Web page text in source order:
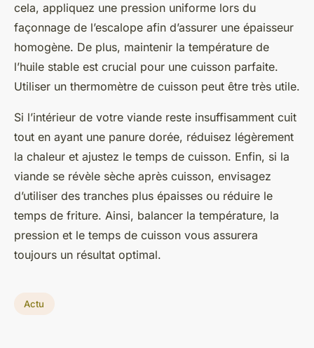
cela, appliquez une pression uniforme lors du
façonnage de l’escalope afin d’assurer une épaisseur
homogène. De plus, maintenir la température de
l’huile stable est crucial pour une cuisson parfaite.
Utiliser un thermomètre de cuisson peut être très utile.
Si l’intérieur de votre viande reste insuffisamment cuit
tout en ayant une panure dorée, réduisez légèrement
la chaleur et ajustez le temps de cuisson. Enfin, si la
viande se révèle sèche après cuisson, envisagez
d’utiliser des tranches plus épaisses ou réduire le
temps de friture. Ainsi, balancer la température, la
pression et le temps de cuisson vous assurera
toujours un résultat optimal.
Actu